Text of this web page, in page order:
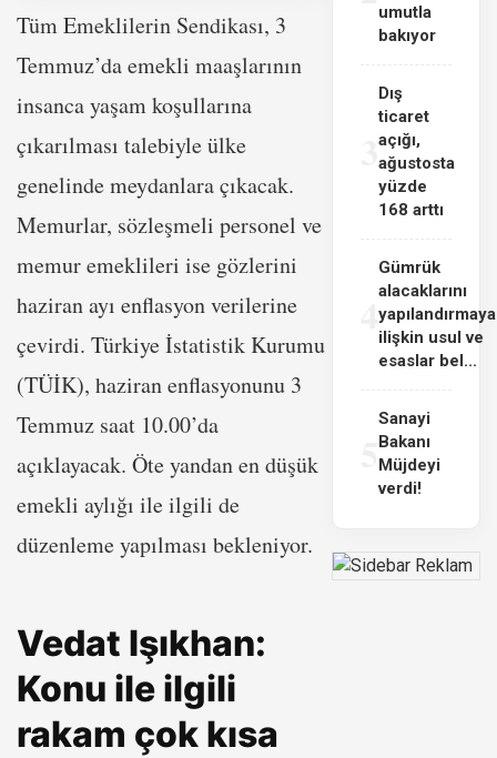
Tüm Emeklilerin Sendikası, 3
Temmuz’da emekli maaşlarının
insanca yaşam koşullarına
çıkarılması talebiyle ülke
genelinde meydanlara çıkacak.
Memurlar, sözleşmeli personel ve
memur emeklileri ise gözlerini
haziran ayı enflasyon verilerine
çevirdi. Türkiye İstatistik Kurumu
(TÜİK), haziran enflasyonunu 3
Temmuz saat 10.00’da
açıklayacak. Öte yandan en düşük
emekli aylığı ile ilgili de
düzenleme yapılması bekleniyor.
Vedat Işıkhan:
Konu ile ilgili
rakam çok kısa
umutla
bakıyor
3
Dış
ticaret
açığı,
ağustosta
yüzde
168 arttı
4
Gümrük
alacaklarını
yapılandırmaya
ilişkin usul ve
esaslar bel...
Sanayi
Bakanı
Müjdeyi
verdi!